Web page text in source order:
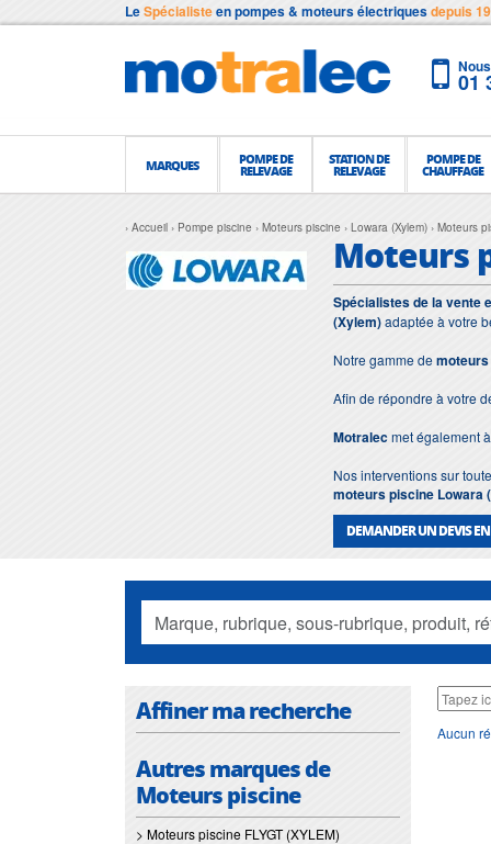
LeSpécialisteen pompes & moteurs électriquesdepuis
01
MARQUES POMPE DE
RELEVAGE
STATION DE
RELEVAGE
POMPE DE
CHAUFFAGE
Accueil Pompe piscine Moteurs piscine Lowara (Xylem) Moteurs
Moteurs
Spécialistes de la vente
(Xylem)adaptée à votre
Notre gamme de
Afin de répondre à votre
Motralecmet également
Nos interventions sur
moteurs piscine Lowara
DEMANDER UN DEVIS
Affiner ma recherche
Autres marques de
Moteurs piscine
> Moteurs piscine FLYGT (XYLEM)
Aucun